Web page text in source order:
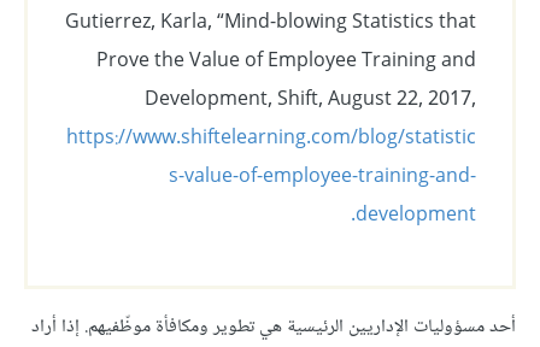
Gutierrez, Karla, “Mind-blowing Statistics that
Prove the Value of Employee Training and
Development, Shift, August 22, 2017,
https://www.shiftelearning.com/blog/statistic
s-value-of-employee-training-and-
development.
أحد مسؤوليات الإداريين الرئيسية هي تطوير ومكافأة موظّفيهم. إذا أراد